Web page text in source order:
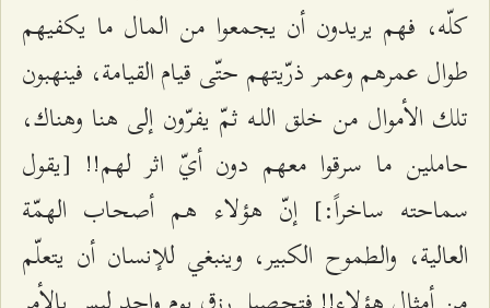
كلّه، فهم يريدون أن يجمعوا من المال ما يكفيهم
طوال عمرهم وعمر ذرّيتهم حتّى قيام القيامة، فينهبون
تلك الأموال من خلق اللـه ثمّ يفرّون إلى هنا وهناك،
حاملين ما سرقوا معهم دون أيّ اثر لهم!! [يقول
سماحته ساخراً:] إنّ هؤلاء هم أصحاب الهمّة
العالية، والطموح الكبير، وينبغي للإنسان أن يتعلّم